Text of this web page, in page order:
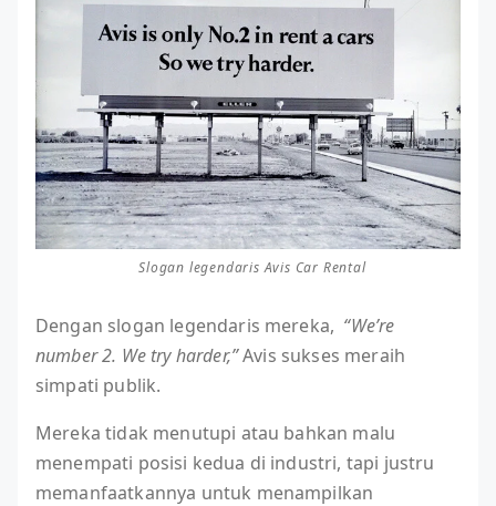
Slogan legendaris Avis Car Rental
Dengan slogan legendaris mereka, “We’re
number 2. We try harder,”Avis sukses meraih
simpati publik.
Mereka tidak menutupi atau bahkan malu
menempati posisi kedua di industri, tapi justru
memanfaatkannya untuk menampilkan